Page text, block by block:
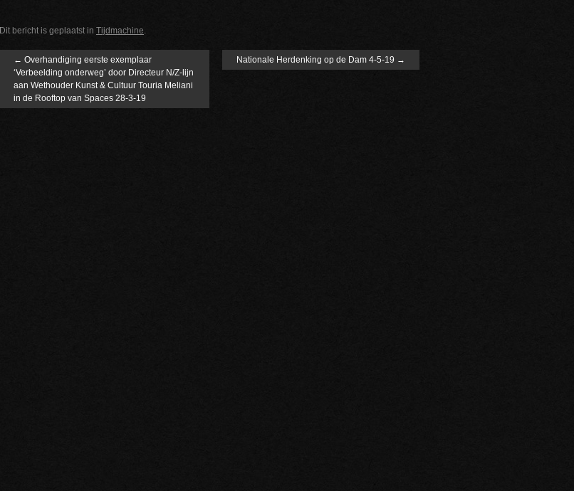
Dit bericht is geplaatst in Tijdmachine.
← Overhandiging eerste exemplaar
‘Verbeelding onderweg’ door Directeur N/Z-lijn
aan Wethouder Kunst & Cultuur Touria Meliani
in de Rooftop van Spaces 28-3-19
Nationale Herdenking op de Dam 4-5-19 →